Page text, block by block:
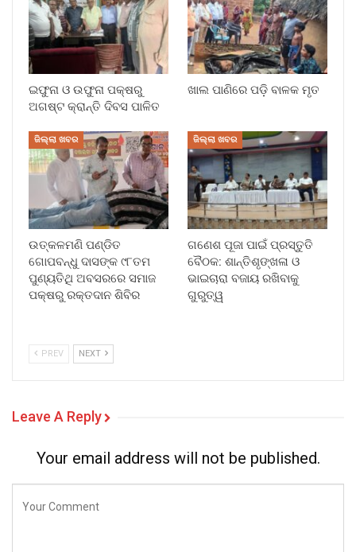
ଇଫୁନା ଓ ଉଫୁନା ପକ୍ଷରୁ
ଅଗଷ୍ଟ କ୍ରାନ୍ତି ଦିବସ ପାଳିତ
ଖାଲ ପାଣିରେ ପଡ଼ି ବାଳକ ମୃତ
ଜିଲ୍ଲା ଖବର
ଉତ୍କଳମଣି ପଣ୍ଡିତ
ଗୋପବନ୍ଧୁ ଦାସଙ୍କ ୯୮ତମ
ପୁଣ୍ୟତିଥି ଅବସରରେ ସମାଜ
ପକ୍ଷରୁ ରକ୍ତଦାନ ଶିବିର
ଜିଲ୍ଲା ଖବର
ଗଣେଶ ପୂଜା ପାଇଁ ପ୍ରସ୍ତୁତି
ବୈଠକ: ଶାନ୍ତିଶୃଙ୍ଖଳା ଓ
ଭାଇଚାରା ବଜାୟ ରଖିବାକୁ
ଗୁରୁତ୍ୱ
PREV NEXT
Leave A Reply
Your email address will not be published.